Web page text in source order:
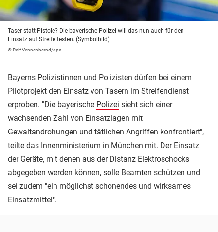
Taser statt Pistole? Die bayerische Polizei will das nun auch für den
Einsatz auf Streife testen. (Symbolbild)
© Rolf Vennenbernd/dpa
Bayerns Polizistinnen und Polizisten dürfen bei einem
Pilotprojekt den Einsatz von Tasern im Streifendienst
erproben. "Die bayerische Polizei sieht sich einer
wachsenden Zahl von Einsatzlagen mit
Gewaltandrohungen und tätlichen Angriffen konfrontiert",
teilte das Innenministerium in München mit. Der Einsatz
der Geräte, mit denen aus der Distanz Elektroschocks
abgegeben werden können, solle Beamten schützen und
sei zudem "ein möglichst schonendes und wirksames
Einsatzmittel".